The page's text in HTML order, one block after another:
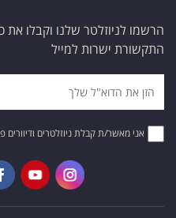
הרשמו לניוזלטר שלנו וקבלו
התקשורת ישרות למייל
אני מאשר/ת קבלת ניוזלטרים ודיוורים